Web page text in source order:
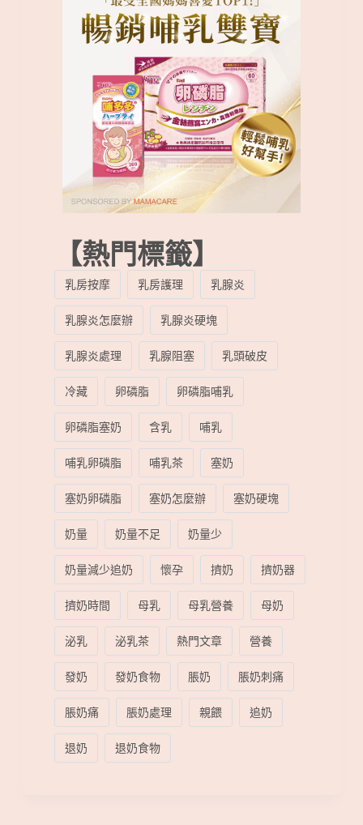
【熱門標籤】
乳房按摩 乳房護理
乳腺炎
乳腺炎怎麼辦
乳腺炎硬塊
乳腺炎處理
乳腺阻塞
乳頭破皮
冷藏
卵磷脂
卵磷脂哺乳
卵磷脂塞奶
含乳
哺乳
哺乳卵磷脂
哺乳茶
塞奶
塞奶卵磷脂
塞奶怎麼辦
塞奶硬塊
奶量
奶量不足
奶量少
奶量減少追奶
懷孕 擠奶
擠奶器
擠奶時間
母乳 母乳營養
母奶
泌乳
泌乳茶 熱門文章
營養
發奶
發奶食物 脹奶
脹奶刺痛
脹奶痛
脹奶處理 親餵
追奶
退奶
退奶食物